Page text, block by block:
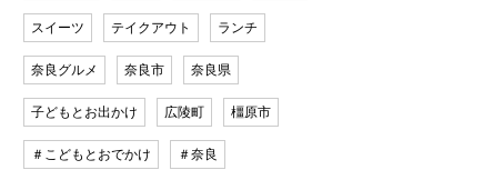
スイーツ テイクアウト ランチ
奈良グルメ 奈良市 奈良県
子どもとお出かけ 広陵町 橿原市
＃こどもとおでかけ ＃奈良